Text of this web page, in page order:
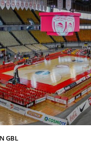
GBL